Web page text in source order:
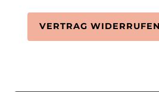
VERTRAG WIDERRUFEN